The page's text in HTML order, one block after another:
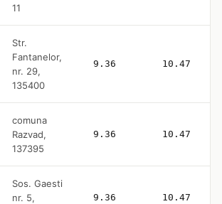
11
Str.
Fantanelor,
nr. 29,
135400
9.36 10.47
comuna
Razvad,
137395
9.36 10.47
Sos. Gaesti
nr. 5,
9.36 10.47